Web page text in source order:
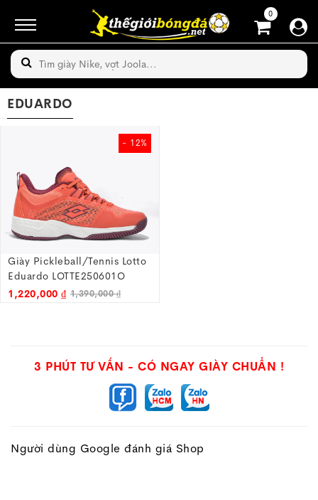
0
EDUARDO
- 12%
Giày Pickleball/tennis Lotto
Eduardo LOTTE250601O
1,220,000 ₫ 1,390,000 ₫
3 PHÚT TƯ VẤN - CÓ NGAY GIÀY CHUẨN !
Người dùng Google đánh giá Shop